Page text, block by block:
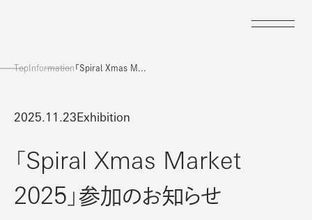
2025.11.23Exhibition
Top Information 「Spiral Xmas M...
「Spiral Xmas Market
2025 」参加のお知らせ